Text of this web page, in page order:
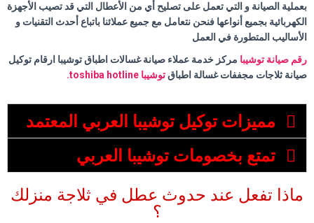
بعملية الصيانة و التي تعمل على تصليح أي من الأعطال التي قد تصيب الأجهزة
الكهربائية بجميع أنواعها فنحن نتعامل مع جميع عملائنا باتباع أحدث التقنيات و
الأساليب المتطورة في العمل
رقم صيانة توشيبا مركز خدمة عملاء صيانة غسالات اطباق توشيبا ارقام توكيل
صيانة ثلاجات مجففات غسالة اطباقتوشيبا toshiba hotline.
مميزات توكيل توشيبا العربي المعتمد
تمتع بخصومات توشيبا العربي
ماذا تفعل عند حدوث عطل في ثلاجة منزلك
؟